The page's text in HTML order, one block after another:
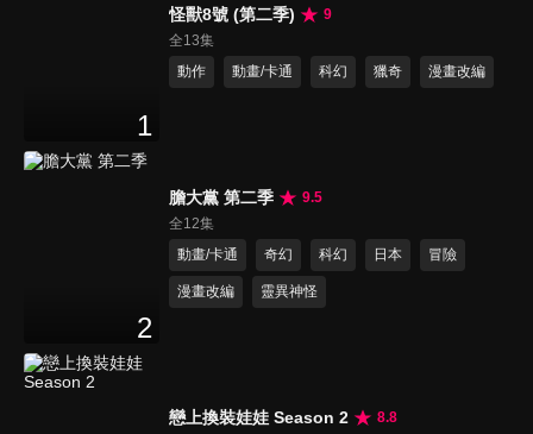
1
怪獸8號 (第二季)
9
全13集
動作
動畫/卡通 科幻 獵奇 漫畫改編
2
膽大黨 第二季
9.5
全12集
動畫/卡通
奇幻 科幻 日本 冒險
漫畫改編 靈異神怪
戀上換裝娃娃 Season 2
8.8